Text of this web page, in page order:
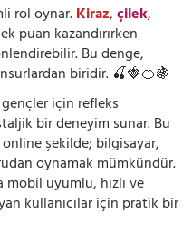
rol oynar.Kiraz,çilek,
puan kazandırırken
Bu denge,
biridir. 🍒🍓🍊🍇
için refleks
bir deneyim sunar. Bu
şekilde; bilgisayar,
oynamak mümkündür.
uyumlu, hızlı ve
kullanıcılar için pratik bir